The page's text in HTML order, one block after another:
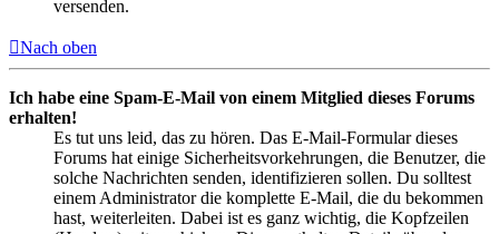
versenden.
Nach oben
Ich habe eine Spam-E-Mail von einem Mitglied dieses Forums
erhalten!
Es tut uns leid, das zu hören. Das E-Mail-Formular dieses
Forums hat einige Sicherheitsvorkehrungen, die Benutzer, die
solche Nachrichten senden, identifizieren sollen. Du solltest
einem Administrator die komplette E-Mail, die du bekommen
hast, weiterleiten. Dabei ist es ganz wichtig, die Kopfzeilen